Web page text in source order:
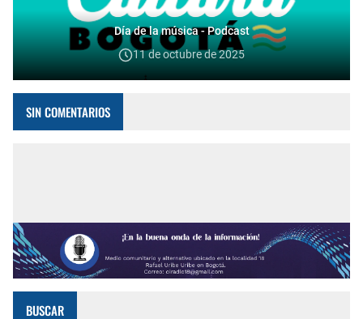
Día de la música - Podcast
11 de octubre de 2025
SIN COMENTARIOS
BUSCAR